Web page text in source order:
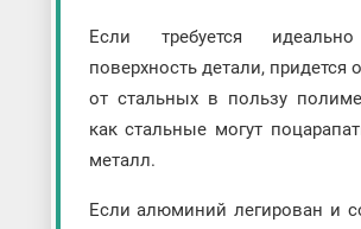
Если требуется
поверхность детали, придется
от стальных в пользу
как стальные могут
металл.
Если алюминий легирован и